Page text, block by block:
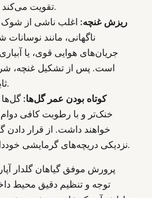
تقویت می‌کند نه گل را.
ریزش غنچه: اغلب ناشی از
ناگهانی، مانند نوسانات
جریان‌های هوایی قوی، یا
است. پس از تشکیل غنچه،
ثابت بماند.
کوتاه بودن عمر گل‌ها:
خنک‌تر و با رطوبت کافی
خواهند داشت. از قرار دادن
نزدیکی دریچه‌های گرمایشی خودداری کنید.
پرورش موفق گیاهان گلدار
توجه و تنظیم دقیق محیط